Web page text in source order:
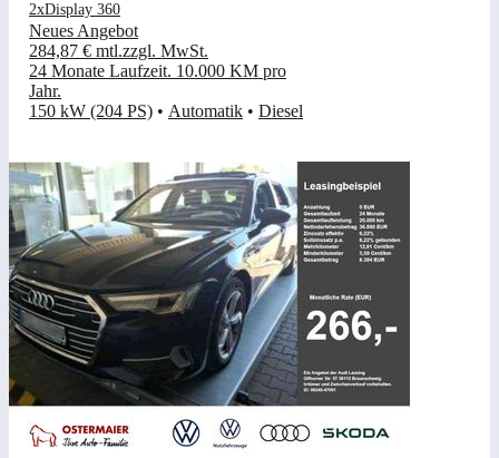
2xDisplay 360
Neues Angebot
284,87 € mtl.zzgl. MwSt.
24 Monate Laufzeit. 10.000 KM pro
Jahr.
150 kW (204 PS) • Automatik • Diesel